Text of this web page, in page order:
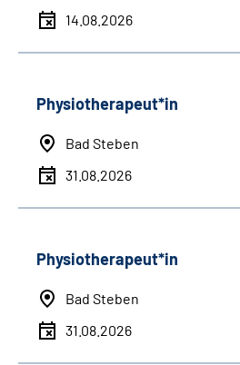
14.08.2026
Physiotherapeut*in
Bad Steben
31.08.2026
Physiotherapeut*in
Bad Steben
31.08.2026